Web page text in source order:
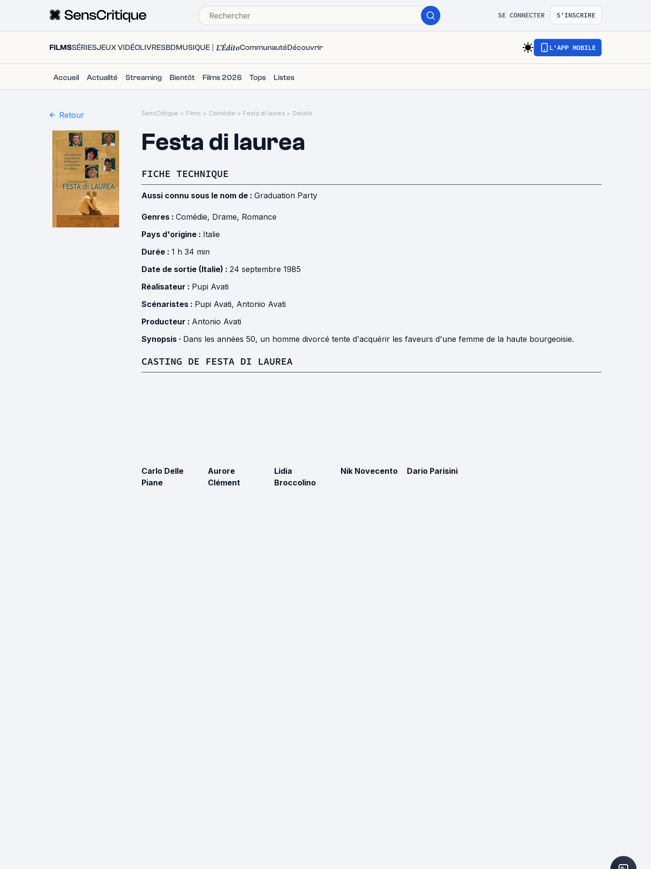
SE CONNECTER S'INSCRIRE
FILMSSÉRIESJEUX VIDÉOLIVRESBDMUSIQUE L'ÉditoCommunautéDécouvrir L'APP MOBILE
Accueil Actualité Streaming Bientôt Films 2026 Tops Listes
Retour SensCritique > Films > Comédie > Festa di laurea > Details
Festa di laurea
FICHE TECHNIQUE
Aussi connu sous le nom de : Graduation Party
Genres : Comédie, Drame, Romance
Pays d'origine : Italie
Durée : 1 h 34 min
Date de sortie (Italie) : 24 septembre 1985
Réalisateur : Pupi Avati
Scénaristes : Pupi Avati, Antonio Avati
Producteur : Antonio Avati
Synopsis · Dans les années 50, un homme divorcé tente d'acquérir les faveurs d'une femme de la haute bourgeoisie.
CASTING DE FESTA DI LAUREA
Carlo Delle
Piane
Aurore
Clément
Lidia
Broccolino
Nik Novecento Dario Parisini